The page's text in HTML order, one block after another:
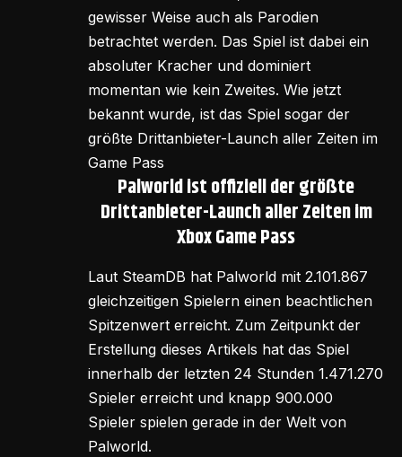
gewisser Weise auch als Parodien
betrachtet werden. Das Spiel ist dabei ein
absoluter Kracher und dominiert
momentan wie kein Zweites. Wie jetzt
bekannt wurde, ist das Spiel sogar der
größte Drittanbieter-Launch aller Zeiten im
Game Pass
Palworld ist offiziell der größte
Drittanbieter-Launch aller Zeiten im
Xbox Game Pass
Laut SteamDB hat Palworld mit 2.101.867
gleichzeitigen Spielern einen beachtlichen
Spitzenwert erreicht. Zum Zeitpunkt der
Erstellung dieses Artikels hat das Spiel
innerhalb der letzten 24 Stunden 1.471.270
Spieler erreicht und knapp 900.000
Spieler spielen gerade in der Welt von
Palworld.